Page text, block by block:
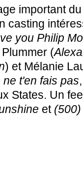
important
casting
you Philip
(
) et Mélanie
t'en fais pas
States. Un
et